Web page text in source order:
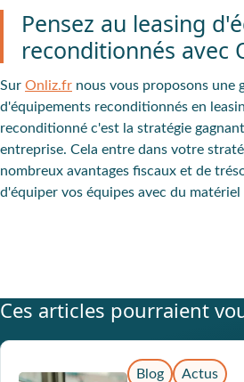
Pensez au leasing
reconditionnés avec
Sur Onliz.fr nous vous proposons une
d'équipements reconditionnés en
reconditionné c'est la stratégie
entreprise. Cela entre dans votre
nombreux avantages fiscaux et de
d'équiper vos équipes avec du
Ces articles pourraient
Blog Actus